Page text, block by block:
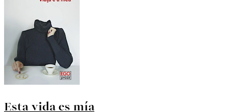
Esta vida es mía